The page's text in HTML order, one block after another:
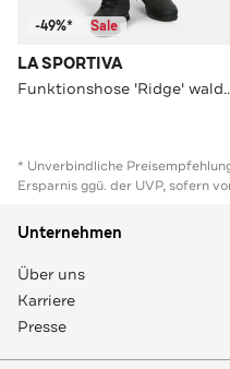
-49%* Sale
LA SPORTIVA
* Unverbindliche
Ersparnis ggü. der UVP, sofern
Unternehmen
Über uns
Karriere
Presse